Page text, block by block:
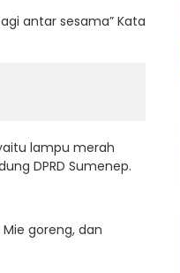
antar sesama” Kata
lampu merah
DPRD Sumenep.
goreng, dan